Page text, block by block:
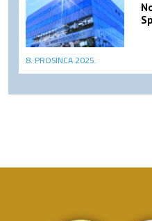
8. PROSINCA 2025.